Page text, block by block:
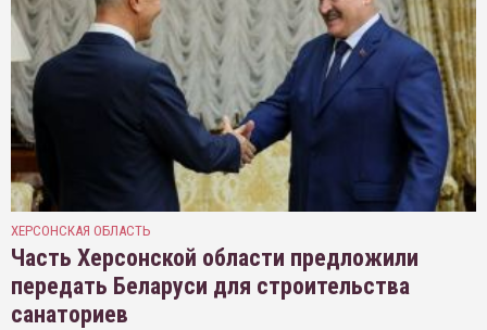
ХЕРСОНСКАЯ ОБЛАСТЬ
Часть Херсонской области предложили
передать Беларуси для строительства
санаториев